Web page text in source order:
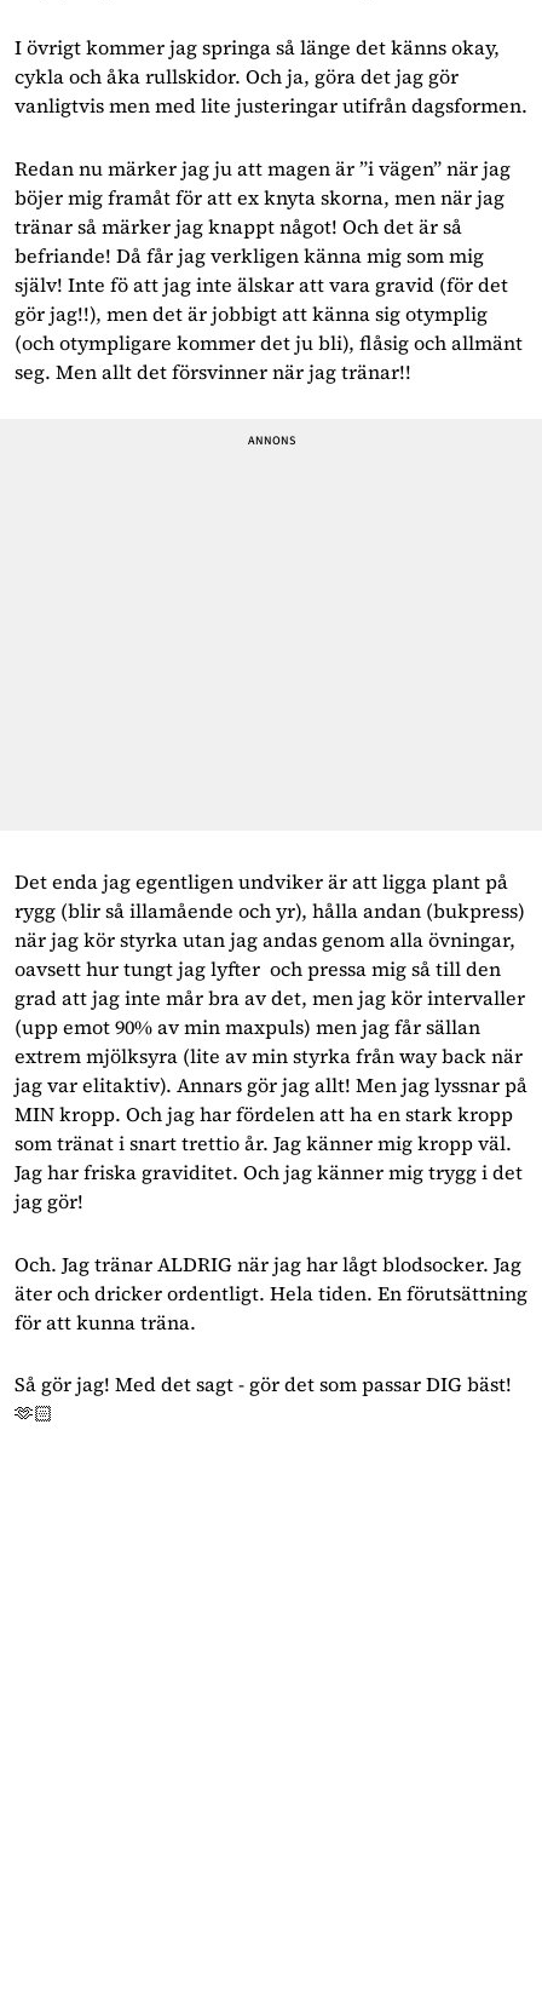
I övrigt kommer jag springa så länge det känns okay,
cykla och åka rullskidor. Och ja, göra det jag gör
vanligtvis men med lite justeringar utifrån dagsformen.
Redan nu märker jag ju att magen är ”i vägen” när jag
böjer mig framåt för att ex knyta skorna, men när jag
tränar så märker jag knappt något! Och det är så
befriande! Då får jag verkligen känna mig som mig
själv! Inte fö att jag inte älskar att vara gravid (för det
gör jag!!), men det är jobbigt att känna sig otymplig
(och otympligare kommer det ju bli), flåsig och allmänt
seg. Men allt det försvinner när jag tränar!!
Det enda jag egentligen undviker är att ligga plant på
rygg (blir så illamående och yr), hålla andan (bukpress)
när jag kör styrka utan jag andas genom alla övningar,
oavsett hur tungt jag lyfter och pressa mig så till den
grad att jag inte mår bra av det, men jag kör intervaller
(upp emot 90% av min maxpuls) men jag får sällan
extrem mjölksyra (lite av min styrka från way back när
jag var elitaktiv). Annars gör jag allt! Men jag lyssnar på
MIN kropp. Och jag har fördelen att ha en stark kropp
som tränat i snart trettio år. Jag känner mig kropp väl.
Jag har friska graviditet. Och jag känner mig trygg i det
jag gör!
Och. Jag tränar ALDRIG när jag har lågt blodsocker. Jag
äter och dricker ordentligt. Hela tiden. En förutsättning
för att kunna träna.
Så gör jag! Med det sagt - gör det som passar DIG bäst!
🫶🏻